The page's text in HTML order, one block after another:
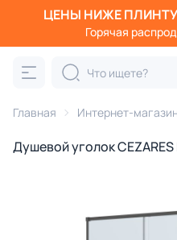
ЦЕНЫ НИЖЕ
Горячая
Главная Интернет-
Душевой уголок CEZARES